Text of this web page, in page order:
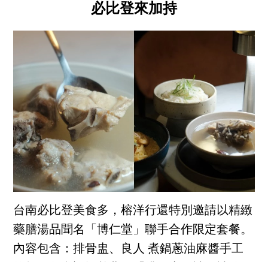
必比登來加持
台南必比登美食多，榕洋行還特別邀請以精緻
藥膳湯品聞名「博仁堂」聯手合作限定套餐。
內容包含：排骨盅、良人 煮鍋蔥油麻醬手工